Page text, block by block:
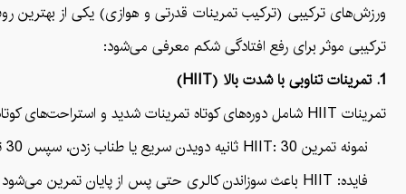
ورزش‌های ترکیبی (ترکیب تمرینات قدرتی و هوازی) یکی از
ترکیبی موثر برای رفع افتادگی شکم معرفی می‌شود:
1. تمرینات تناوبی با شدت بالا (HIIT)
تمرینات HIIT شامل دوره‌های کوتاه تمرینات شدید و استراحت‌های کوتاه است. این نوع تمرینات باعث سوزاندن چربی و کالری بیشتری در مدت زمان کوتاه‌تر می‌شوند و در عین حال عضلات شکم و بدن را تقویت می‌کنند.
نمونه تمرین HIIT: 30 ثانیه دویدن سریع یا طناب زدن، سپس 30 ثانیه استراحت. این چرخه را 10 تا 15 دقیقه تکرار کنید.
فایده: HIIT باعث سوزاندن کالری حتی پس از پایان تمرین می‌شود و به تقویت عضلات شکم و رفع افتادگی آن کمک می‌کند.